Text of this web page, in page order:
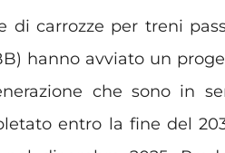
di carrozze per treni
hanno avviato un
che sono in
entro la fine del